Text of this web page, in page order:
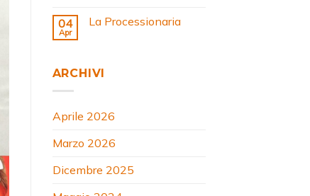
04
Apr
La Processionaria
ARCHIVI
Aprile 2026
Marzo 2026
Dicembre 2025